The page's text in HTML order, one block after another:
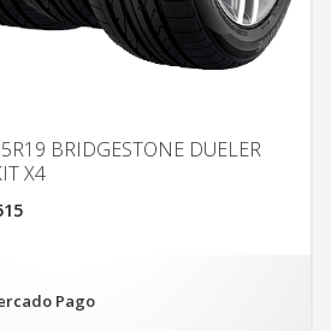
BRIDGESTONE DUELER
X4
El
$2.241.515.
Pago